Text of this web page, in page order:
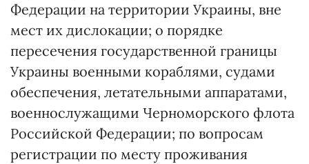
Федерации на территории Украины, вне
мест их дислокации; о порядке
пересечения государственной границы
Украины военными кораблями, судами
обеспечения, летательными аппаратами,
военнослужащими Черноморского флота
Российской Федерации; по вопросам
регистрации по месту проживания